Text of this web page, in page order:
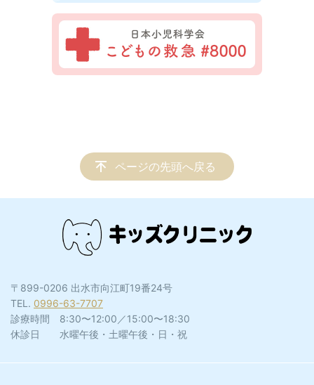
ページの先頭へ戻る
〒899-0206 出水市向江町19番24号
TEL. 0996-63-7707
診療時間 8:30〜12:00／15:00〜18:30
休診日 水曜午後・土曜午後・日・祝